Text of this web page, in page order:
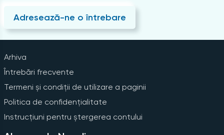
Adresează-ne o întrebare
Arhiva
Întrebări frecvente
Termeni și condiții de utilizare a paginii
Politica de confidențialitate
Instrucțiuni pentru ștergerea contului